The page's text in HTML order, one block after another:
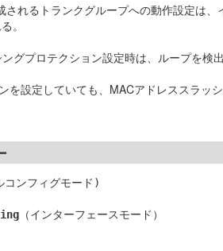
されるトランクグループへの動作設定は
。
グプロテクション設定時は、ループを検
を設定していても、MACアドレススラッ
コンフィグモード)